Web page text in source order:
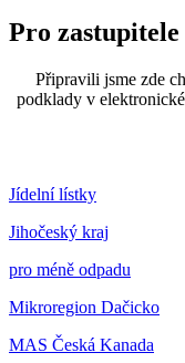
Pro zastupitele
Připravili jsme zde
podklady v
Jídelní lístky
Jihočeský kraj
pro méně odpadu
Mikroregion Dačicko
MAS Česká Kanada